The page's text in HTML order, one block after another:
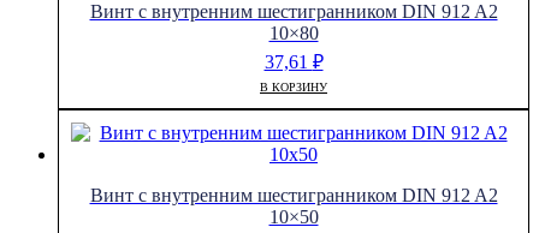
Винт с внутренним шестигранником DIN 912 A2
10×80
37,61 ₽
В КОРЗИНУ
Винт с внутренним шестигранником DIN 912 A2
10×50